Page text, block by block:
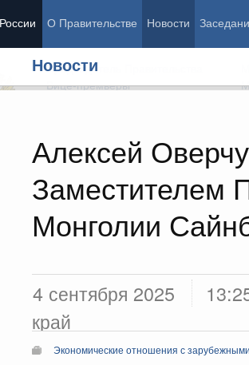
О Правительстве Новости
Новости
Алексей
Заместителем
Монголии
4 сентября 2025
край
Экономические отношения с
Председатель Правительства
Вице-премьеры
Демография
Здоровье
Культура
Государственные программы